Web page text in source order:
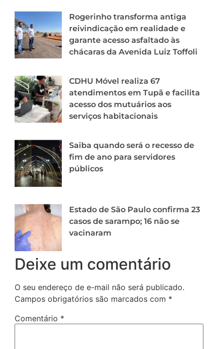
Rogerinho transforma antiga
reivindicação em realidade e
garante acesso asfaltado às
chácaras da Avenida Luiz Toffoli
CDHU Móvel realiza 67
atendimentos em Tupã e facilita
acesso dos mutuários aos
serviços habitacionais
Saiba quando será o recesso de
fim de ano para servidores
públicos
Estado de São Paulo confirma 23
casos de sarampo; 16 não se
vacinaram
Deixe um comentário
O seu endereço de e-mail não será publicado.
Campos obrigatórios são marcados com *
Comentário *